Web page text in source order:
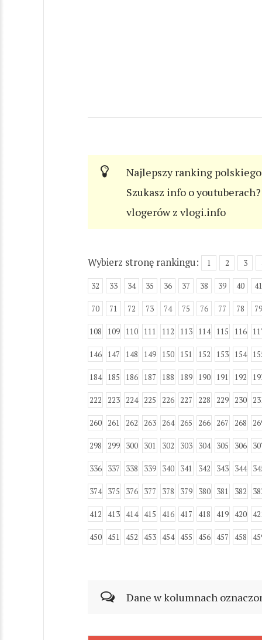
Najlepszy ranking
Szukasz info o
vlogerów z vlogi.info
Wybierz stronę rankingu: 1 2 3
32 33 34 35 36 37 38 39 40 41
70 71 72 73 74 75 76 77 78 79
108 109 110 111 112 113 114 115 116
146 147 148 149 150 151 152 153 154
184 185 186 187 188 189 190 191 192
222 223 224 225 226 227 228 229 230
260 261 262 263 264 265 266 267 268
298 299 300 301 302 303 304 305 306
336 337 338 339 340 341 342 343 344
374 375 376 377 378 379 380 381 382
412 413 414 415 416 417 418 419 420
450 451 452 453 454 455 456 457 458
Dane w kolumnach